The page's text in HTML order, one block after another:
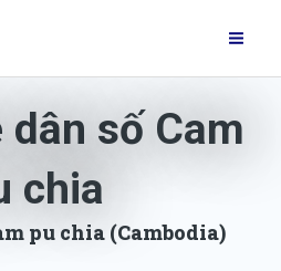
số Cam
chia
pu chia (Cambodia)